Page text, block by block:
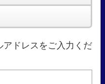
アドレスをご入力くだ